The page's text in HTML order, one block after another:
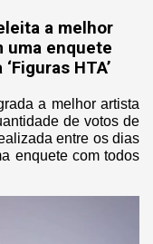
a melhor
uma enquete
HTA’
a melhor artista
de votos de
entre os dias
enquete com todos